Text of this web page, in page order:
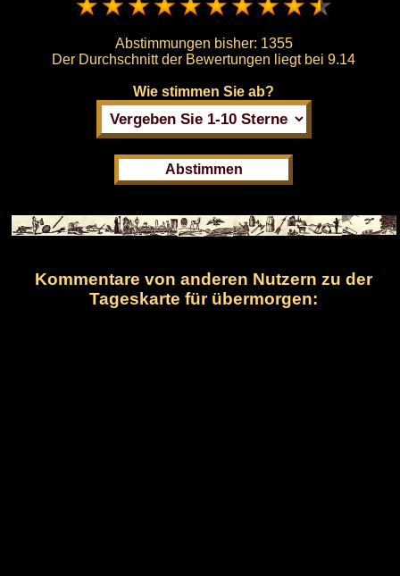
Abstimmungen bisher: 1355
Der Durchschnitt der Bewertungen liegt bei 9.14
Wie stimmen Sie ab?
Kommentare von anderen Nutzern zu der
Tageskarte für übermorgen: